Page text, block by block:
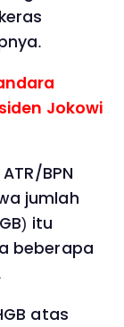
Jokowi
BPN
jumlah
itu
beberapa
atas